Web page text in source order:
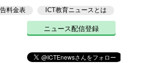
料金表 ICT教育ニュースとは
ニュース配信登録